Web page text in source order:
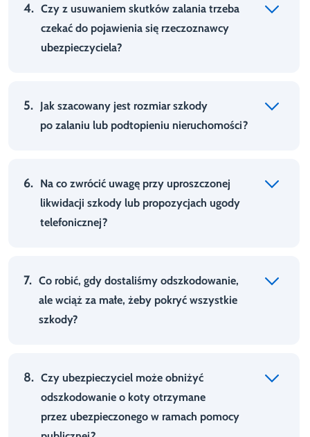
4. Czy z usuwaniem skutków zalania trzeba
czekać do pojawienia się rzeczoznawcy
ubezpieczyciela?
5. Jak szacowany jest rozmiar szkody
po zalaniu lub podtopieniu nieruchomości?
6. Na co zwrócić uwagę przy uproszczonej
likwidacji szkody lub propozycjach ugody
telefonicznej?
7. Co robić, gdy dostaliśmy odszkodowanie,
ale wciąż za małe, żeby pokryć wszystkie
szkody?
8. Czy ubezpieczyciel może obniżyć
odszkodowanie o koty otrzymane
przez ubezpieczonego w ramach pomocy